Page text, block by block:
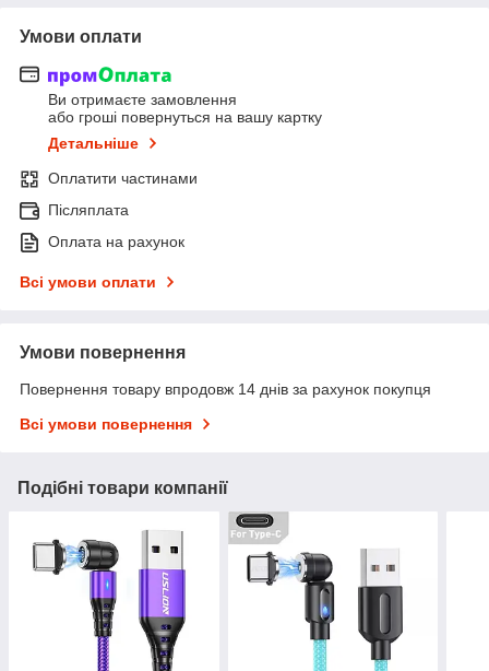
Умови оплати
Ви отримаєте замовлення
або гроші повернуться на вашу картку
Детальніше
Оплатити частинами
Післяплата
Оплата на рахунок
Всі умови оплати
Умови повернення
Повернення товару впродовж 14 днів за рахунок покупця
Всі умови повернення
Подібні товари компанії